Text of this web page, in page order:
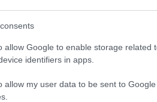
allow Google to enable storage related
identifiers in apps.
allow my user data to be sent to
πρόκειται για ζητήματα
διανυκτερεύσεις των
αλλά κυρίως με την